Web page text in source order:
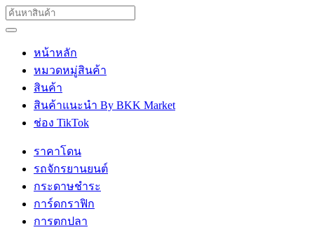
หน้าหลัก
หมวดหมู่สินค้า
สินค้า
สินค้าแนะนำ By BKK Market
ช่อง TikTok
ราคาโดน
รถจักรยานยนต์
กระดาษชำระ
การ์ดกราฟิก
การตกปลา